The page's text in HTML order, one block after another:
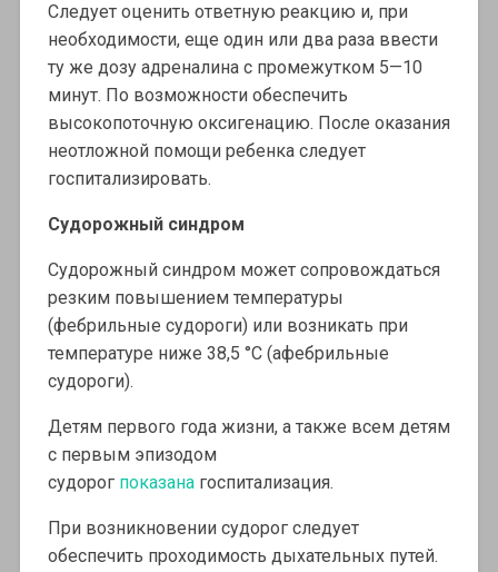
Следует оценить ответную реакцию и, при
необходимости, еще один или два раза ввести
ту же дозу адреналина с промежутком 5—10
минут. По возможности обеспечить
высокопоточную оксигенацию. После оказания
неотложной помощи ребенка следует
госпитализировать.
Судорожный синдром
Судорожный синдром может сопровождаться
резким повышением температуры
(фебрильные судороги) или возникать при
температуре ниже 38,5 °С (афебрильные
судороги).
Детям первого года жизни, а также всем детям
с первым эпизодом
судорог показанагоспитализация.
При возникновении судорог следует
обеспечить проходимость дыхательных путей.